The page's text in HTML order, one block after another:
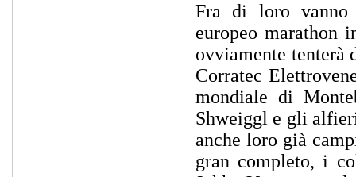
Fra di loro vanno
europeo marathon
ovviamente tenterà
Corratec
mondiale di
Shweiggl e gli
anche loro già
gran completo, i